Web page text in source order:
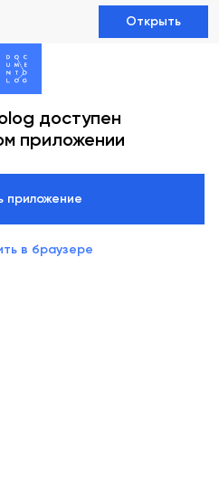
Открыть
доступен
приложении
приложение
в браузере